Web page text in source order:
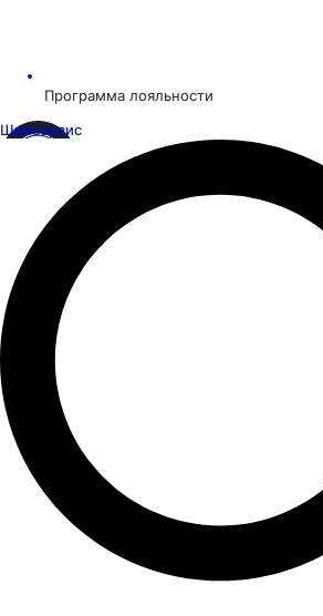
Программа лояльности
Шинсервис